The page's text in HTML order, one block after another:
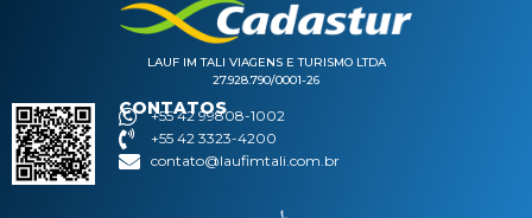
LAUF IM TALI VIAGENS E TURISMO LTDA
27.928.790/0001-26
CONTATOS
+55 42 99808-1002
+55 42 3323-4200
contato@laufimtali.com.br